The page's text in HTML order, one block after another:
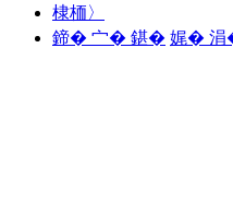
棣栭〉
鍗� 宀� 鍖� 娓�